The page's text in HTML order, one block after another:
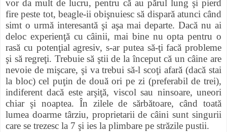
vor da mult de lucru, pentru că au părul lung şi pierd
fire peste tot, beagle-ii obişnuiesc să dispară atunci când
simt o urmă interesantă şi aşa mai departe. Dacă nu ai
deloc experienţă cu câinii, mai bine nu opta pentru o
rasă cu potenţial agresiv, s-ar putea să-ţi facă probleme
şi să regreţi. Trebuie să ştii de la început că un câine are
nevoie de mişcare, şi va trebui să-l scoţi afară (dacă stai
la bloc) cel puţin de două ori pe zi (preferabil de trei),
indiferent dacă este arşiţă, viscol sau ninsoare, uneori
chiar şi noaptea. În zilele de sărbătoare, când toată
lumea doarme târziu, proprietarii de câini sunt singurii
care se trezesc la 7 şi ies la plimbare pe străzile pustii.